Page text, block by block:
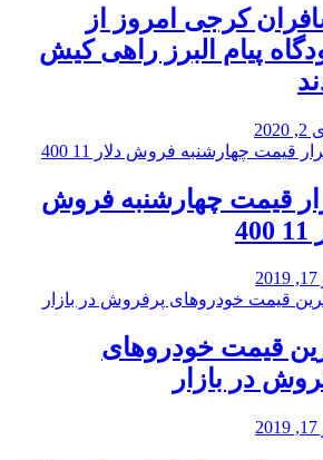
کرجی امروز از
پیام البرز راهی کیش
قیمت چهارشنبه فروش
قیمت خودرو‌های
در بازار